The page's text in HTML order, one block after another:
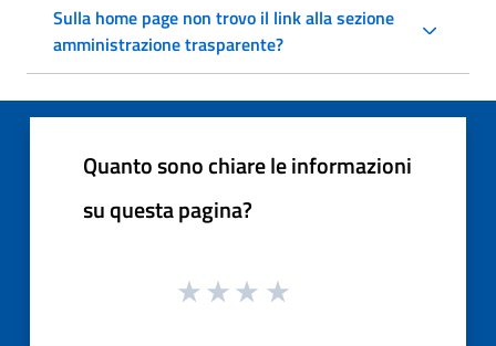
Sulla home page non trovo il link alla sezione
amministrazione trasparente?
Quanto sono chiare le informazioni
su questa pagina?